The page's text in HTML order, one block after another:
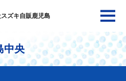
ズキ自販鹿児島
中央